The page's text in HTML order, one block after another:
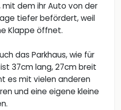
dem ihr Auto von der
tiefer befördert, weil
Klappe öffnet.
das Parkhaus, wie für
ist 37cm lang, 27cm breit
es mit vielen anderen
und eine eigene kleine